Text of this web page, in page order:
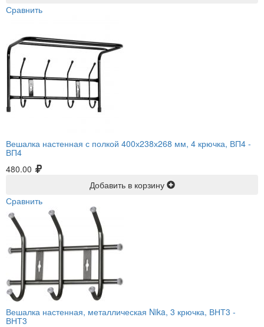
Сравнить
Вешалка настенная с полкой 400х238х268 мм, 4 крючка, ВП4 -
ВП4
480.00
Добавить в корзину
Сравнить
Вешалка настенная, металлическая Nika, 3 крючка, ВНТ3 -
ВНТ3